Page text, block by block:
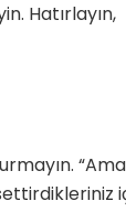
Hatırlayın,